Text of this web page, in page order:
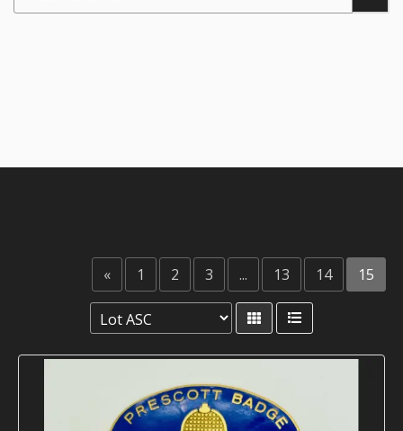
« 1 2 3 ... 13 14 15